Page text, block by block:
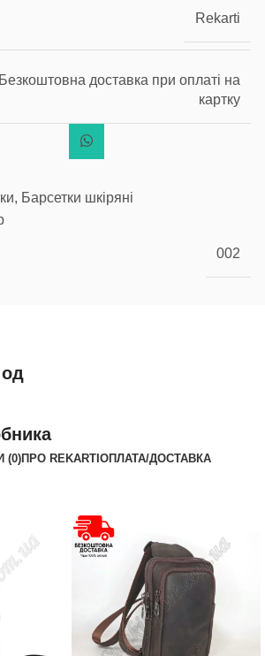
Rekarti
Безкоштовна доставка при оплаті на
картку
, Барсетки шкіряні
002
(0)ПРО REKARTI ОПЛАТА/ДОСТАВКА